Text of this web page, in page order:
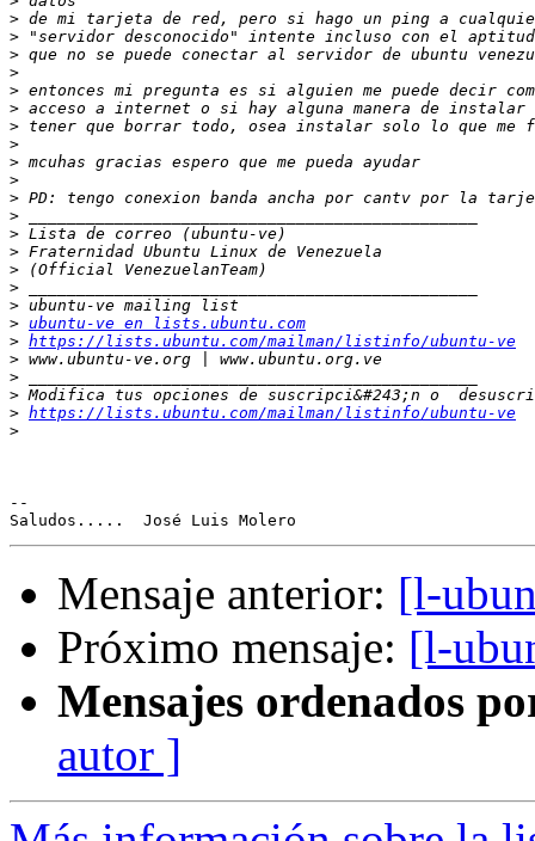
>
>
>
>
>
>
>
>
>
>
>
>
>
>
>
>
>
> ubuntu-ve en lists.ubuntu.com
> https://lists.ubuntu.com/mailman/listinfo/ubuntu-ve
>
>
>
> https://lists.ubuntu.com/mailman/listinfo/ubuntu-ve
>
--
Mensaje anterior: [l-
Próximo mensaje: [l-
Mensajes ordenados
autor ]